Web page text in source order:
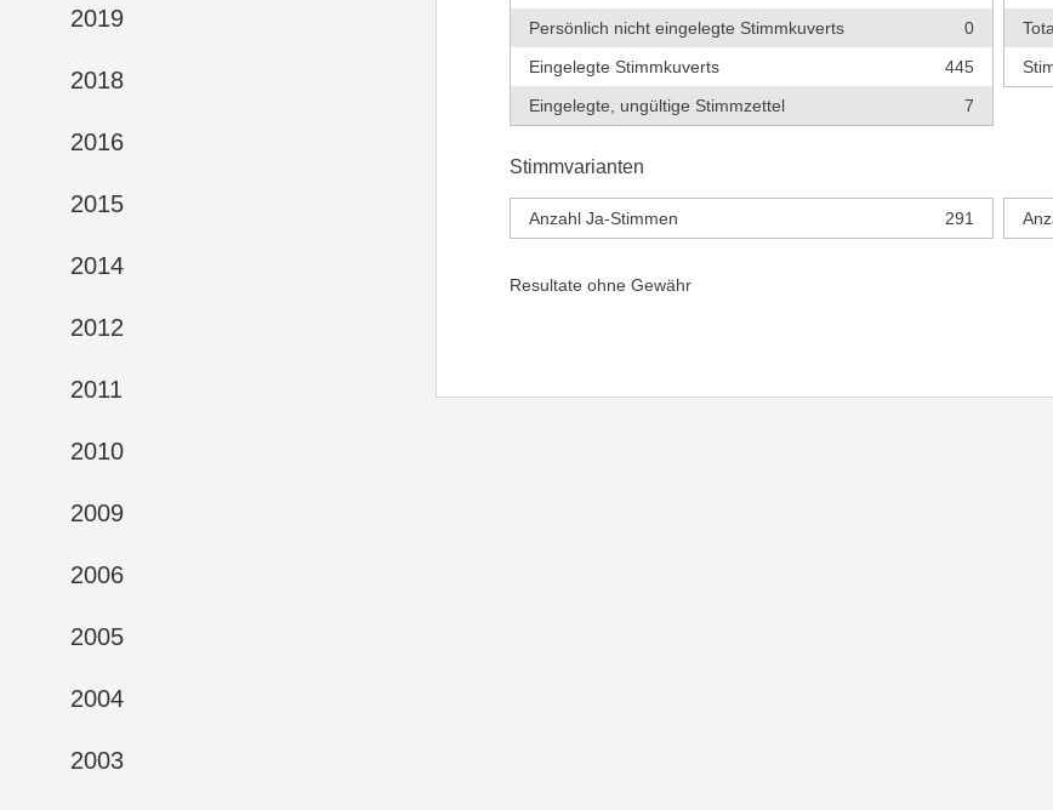
2019
2018
2016
2015
2014
2012
2011
2010
2009
2006
2005
2004
2003
Persönlich nicht eingelegte Stimmkuverts
0
Eingelegte Stimmkuverts
445
Eingelegte, ungültige Stimmzettel
7
Stimmvarianten
Anzahl Ja-Stimmen 291
Resultate ohne Gewähr